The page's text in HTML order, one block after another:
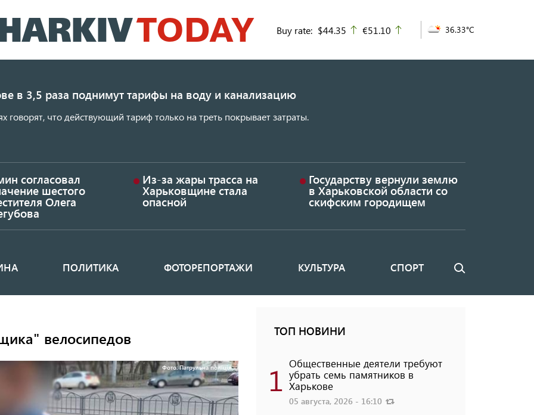
к
основному
Buy rate: $44.35 up
€51.10 36.33°C
в 3,5 раза поднимут тарифы на воду и канализацию
говорят, что действующий тариф только на треть покрывает затраты.
согласовал
шестого
Олега
Из-за жары трасса на
Харьковщине стала
опасной
Государству вернули землю
в Харьковской области со
скифским городищем
ПОЛИТИКА ФОТОРЕПОРТАЖИ КУЛЬТУРА СПОРТ Поиск
велосипедов
Фото: Патрульна поліція.
ТОП НОВИНИ
1 Общественные деятели требуют
убрать семь памятников в
Харькове
05 августа, 2026 - 16:10